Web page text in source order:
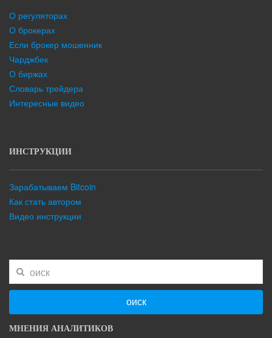
О регуляторах
О брокерах
Если брокер мошенник
Чарджбек
О биржах
Словарь трейдера
Интересные видео
ИНСТРУКЦИИ
Зарабатываем Bitcoin
Как стать автором
Видео инструкции
оиск
МНЕНИЯ АНАЛИТИКОВ